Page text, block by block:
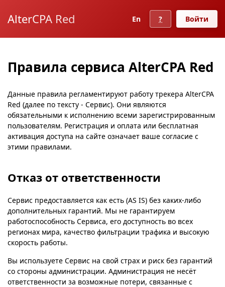
Войти
?
En
AlterCPA Red
Правила сервиса AlterCPA Red
Данные правила регламентируют работу трекера AlterCPA
Red (далее по тексту - Сервис). Они являются
обязательными к исполнению всеми зарегистрированным
пользователям. Регистрация и оплата или бесплатная
активация доступа на сайте означает ваше согласие с
этими правилами.
Отказ от ответственности
Сервис предоставляется как есть (AS IS) без каких-либо
дополнительных гарантий. Мы не гарантируем
работоспособность Сервиса, его доступность во всех
регионах мира, качество фильтрации трафика и высокую
скорость работы.
Вы используете Сервис на свой страх и риск без гарантий
со стороны администрации. Администрация не несёт
ответственности за возможные потери, связанные с